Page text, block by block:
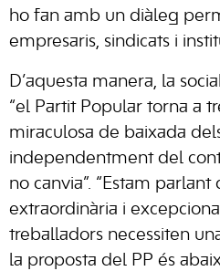
ho fan amb un diàleg
empresaris, sindicats i
D’aquesta manera, la
“el Partit Popular torna a
miraculosa de baixada
independentment del
no canvia”. “Estam parlant
extraordinària i
treballadors necessiten
la proposta del PP és